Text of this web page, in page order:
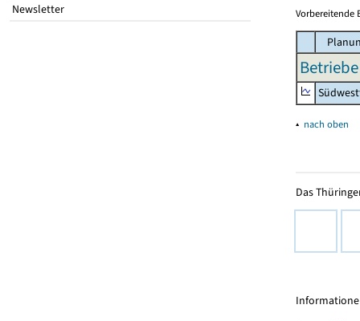
Newsletter
Vorbereitende
▴ nach oben
Das